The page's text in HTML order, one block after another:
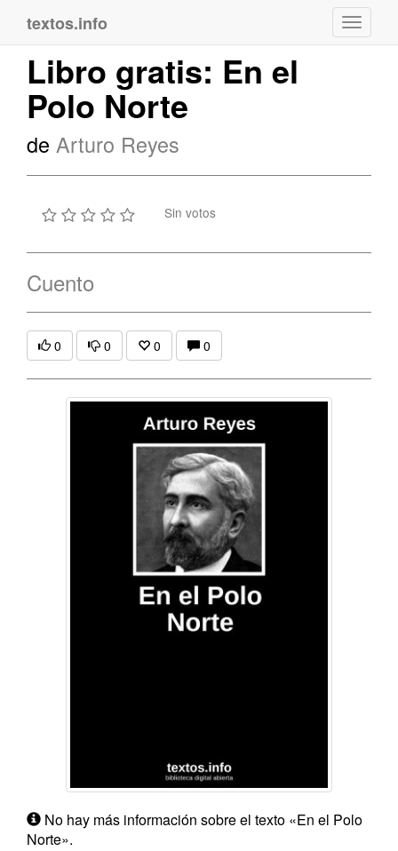
textos.info
Libro gratis: En el
Polo Norte
de Arturo Reyes
Sin votos
Cuento
0 0 0 0
No hay más información sobre el texto «En el Polo
Norte».